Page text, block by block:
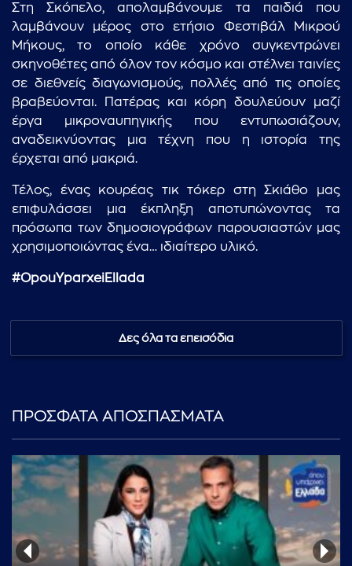
Στη Σκόπελο, απολαμβάνουμε τα παιδιά που
λαμβάνουν μέρος στο ετήσιο Φεστιβάλ Μικρού
Μήκους, το οποίο κάθε χρόνο συγκεντρώνει
σκηνοθέτες από όλον τον κόσμο και στέλνει ταινίες
σε διεθνείς διαγωνισμούς, πολλές από τις οποίες
βραβεύονται. Πατέρας και κόρη δουλεύουν μαζί
έργα μικροναυπηγικής που εντυπωσιάζουν,
αναδεικνύοντας μια τέχνη που η ιστορία της
έρχεται από μακριά.
Τέλος, ένας κουρέας τικ τόκερ στη Σκιάθο μας
επιφυλάσσει μια έκπληξη αποτυπώνοντας τα
πρόσωπα των δημοσιογράφων παρουσιαστών μας
χρησιμοποιώντας ένα… ιδιαίτερο υλικό.
#OpouYparxeiEllada
Δες όλα τα επεισόδια
ΠΡΟΣΦΑΤΑ ΑΠΟΣΠΑΣΜΑΤΑ